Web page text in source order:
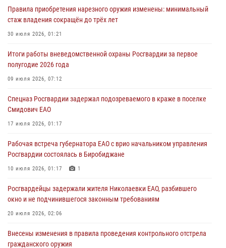
В Росгвардии вспоминают российских воинов, погибших в Первой
мировой войне 1914-1918 годов
Внесены изменения в правила проведения контрольного отстрела
гражданского оружия
Правила приобретения нарезного оружия изменены: минимальный
стаж владения сокращён до трёх лет
Правила приобретения нарезного оружия изменены: минимальный
стаж владения сокращён до трёх лет
30 июля 2026, 01:21
Итоги работы вневедомственной охраны Росгвардии за первое
полугодие 2026 года
09 июля 2026, 07:12
Спецназ Росгвардии задержал подозреваемого в краже в поселке
Смидович ЕАО
17 июля 2026, 01:17
Рабочая встреча губернатора ЕАО с врио начальником управления
Росгвардии состоялась в Биробиджане
10 июля 2026, 01:17 1
Росгвардейцы задержали жителя Николаевки ЕАО, разбившего
окно и не подчинившегося законным требованиям
20 июля 2026, 02:06
Внесены изменения в правила проведения контрольного отстрела
гражданского оружия